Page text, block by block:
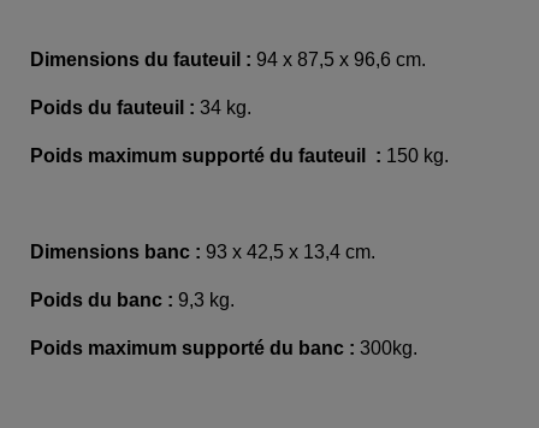
Dimensions du fauteuil : 94 x 87,5 x 96,6 cm.
Poids du fauteuil : 34 kg.
Poids maximum supporté du fauteuil : 150 kg.
Dimensions banc : 93 x 42,5 x 13,4 cm.
Poids du banc : 9,3 kg.
Poids maximum supporté du banc : 300kg.